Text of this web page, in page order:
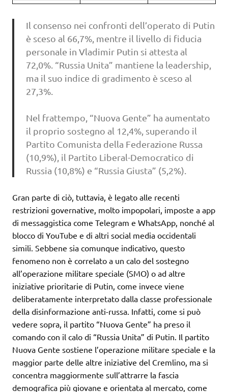
Il consenso nei confronti dell’operato di Putin
è sceso al 66,7%, mentre il livello di fiducia
personale in Vladimir Putin si attesta al
72,0%. “Russia Unita” mantiene la leadership,
ma il suo indice di gradimento è sceso al
27,3%.
Nel frattempo, “Nuova Gente” ha aumentato
il proprio sostegno al 12,4%, superando il
Partito Comunista della Federazione Russa
(10,9%), il Partito Liberal-Democratico di
Russia (10,8%) e “Russia Giusta” (5,2%).
Gran parte di ciò, tuttavia, è legato alle recenti
restrizioni governative, molto impopolari, imposte a app
di messaggistica come Telegram e WhatsApp, nonché al
blocco di YouTube e di altri social media occidentali
simili. Sebbene sia comunque indicativo, questo
fenomeno non è correlato a un calo del sostegno
all’operazione militare speciale (SMO) o ad altre
iniziative prioritarie di Putin, come invece viene
deliberatamente interpretato dalla classe professionale
della disinformazione anti-russa. Infatti, come si può
vedere sopra, il partito “Nuova Gente” ha preso il
comando con il calo di “Russia Unita” di Putin. Il partito
Nuova Gente sostiene l’operazione militare speciale e la
maggior parte delle altre iniziative del Cremlino, ma si
concentra maggiormente sull’attrarre la fascia
demografica più giovane e orientata al mercato, come